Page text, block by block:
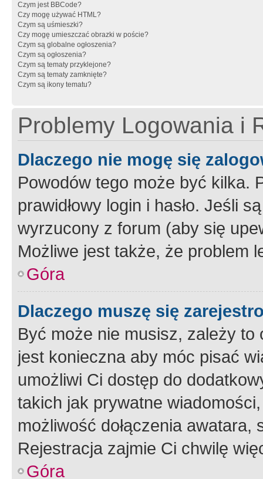
Czym jest BBCode?
Czy mogę używać HTML?
Czym są uśmieszki?
Czy mogę umieszczać obrazki w poście?
Czym są globalne ogłoszenia?
Czym są ogłoszenia?
Czym są tematy przyklejone?
Czym są tematy zamknięte?
Czym są ikony tematu?
Problemy Logowania i
Dlaczego nie mogę się
Powodów tego może być kilka.
prawidłowy login i hasło. Jeśli
wyrzucony z forum (aby się
Możliwe jest także, że problem
Góra
Dlaczego muszę się
Być może nie musisz, zależy
jest konieczna aby móc pisać
umożliwi Ci dostęp do
takich jak prywatne
możliwość dołączenia
Rejestracja zajmie Ci chwilę
Góra